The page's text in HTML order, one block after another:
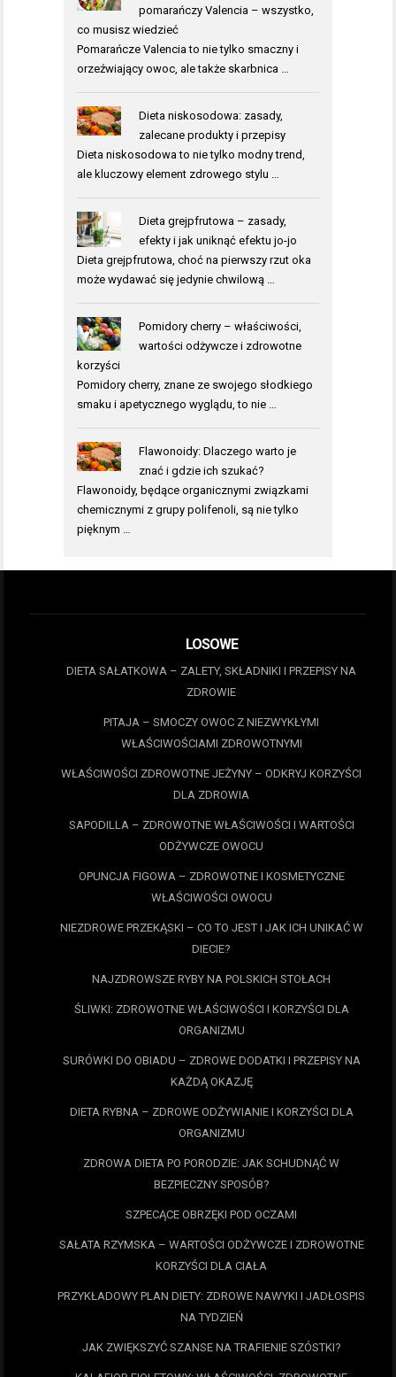
pomarańczy Valencia – wszystko,
co musisz wiedzieć
Pomarańcze Valencia to nie tylko smaczny i
orzeźwiający owoc, ale także skarbnica …
Dieta niskosodowa: zasady,
zalecane produkty i przepisy
Dieta niskosodowa to nie tylko modny trend,
ale kluczowy element zdrowego stylu …
Dieta grejpfrutowa – zasady,
efekty i jak uniknąć efektu jo-jo
Dieta grejpfrutowa, choć na pierwszy rzut oka
może wydawać się jedynie chwilową …
Pomidory cherry – właściwości,
wartości odżywcze i zdrowotne
korzyści
Pomidory cherry, znane ze swojego słodkiego
smaku i apetycznego wyglądu, to nie …
Flawonoidy: Dlaczego warto je
znać i gdzie ich szukać?
Flawonoidy, będące organicznymi związkami
chemicznymi z grupy polifenoli, są nie tylko
pięknym …
LOSOWE
DIETA SAŁATKOWA – ZALETY, SKŁADNIKI I PRZEPISY NA
ZDROWIE
PITAJA – SMOCZY OWOC Z NIEZWYKŁYMI
WŁAŚCIWOŚCIAMI ZDROWOTNYMI
WŁAŚCIWOŚCI ZDROWOTNE JEŻYNY – ODKRYJ KORZYŚCI
DLA ZDROWIA
SAPODILLA – ZDROWOTNE WŁAŚCIWOŚCI I WARTOŚCI
ODŻYWCZE OWOCU
OPUNCJA FIGOWA – ZDROWOTNE I KOSMETYCZNE
WŁAŚCIWOŚCI OWOCU
NIEZDROWE PRZEKĄSKI – CO TO JEST I JAK ICH UNIKAĆ W
DIECIE?
NAJZDROWSZE RYBY NA POLSKICH STOŁACH
ŚLIWKI: ZDROWOTNE WŁAŚCIWOŚCI I KORZYŚCI DLA
ORGANIZMU
SURÓWKI DO OBIADU – ZDROWE DODATKI I PRZEPISY NA
KAŻDĄ OKAZJĘ
DIETA RYBNA – ZDROWE ODŻYWIANIE I KORZYŚCI DLA
ORGANIZMU
ZDROWA DIETA PO PORODZIE: JAK SCHUDNĄĆ W
BEZPIECZNY SPOSÓB?
SZPECĄCE OBRZĘKI POD OCZAMI
SAŁATA RZYMSKA – WARTOŚCI ODŻYWCZE I ZDROWOTNE
KORZYŚCI DLA CIAŁA
PRZYKŁADOWY PLAN DIETY: ZDROWE NAWYKI I JADŁOSPIS
NA TYDZIEŃ
JAK ZWIĘKSZYĆ SZANSE NA TRAFIENIE SZÓSTKI?